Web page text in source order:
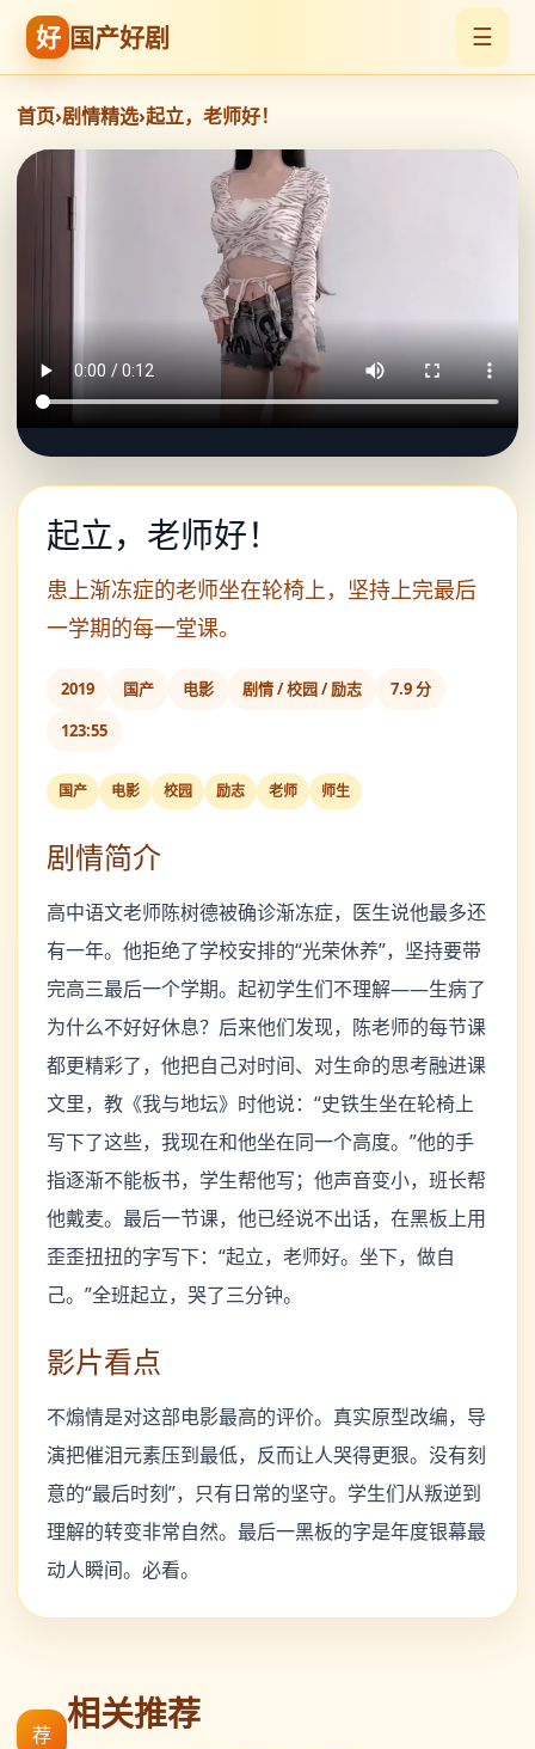
好 国产好剧 ☰
首页›剧情精选›起立，老师好！
起立，老师好！
患上渐冻症的老师坐在轮椅上，坚持上完最后
一学期的每一堂课。
2019 国产 电影 剧情 / 校园 / 励志
7.9 分
123:55
国产 电影 校园 励志 老师 师生
剧情简介
高中语文老师陈树德被确诊渐冻症，医生说他最多还
有一年。他拒绝了学校安排的“光荣休养”，坚持要带
完高三最后一个学期。起初学生们不理解——生病了
为什么不好好休息？后来他们发现，陈老师的每节课
都更精彩了，他把自己对时间、对生命的思考融进课
文里，教《我与地坛》时他说：“史铁生坐在轮椅上
写下了这些，我现在和他坐在同一个高度。”他的手
指逐渐不能板书，学生帮他写；他声音变小，班长帮
他戴麦。最后一节课，他已经说不出话，在黑板上用
歪歪扭扭的字写下：“起立，老师好。坐下，做自
己。”全班起立，哭了三分钟。
影片看点
不煽情是对这部电影最高的评价。真实原型改编，导
演把催泪元素压到最低，反而让人哭得更狠。没有刻
意的“最后时刻”，只有日常的坚守。学生们从叛逆到
理解的转变非常自然。最后一黑板的字是年度银幕最
动人瞬间。必看。
荐 相关推荐